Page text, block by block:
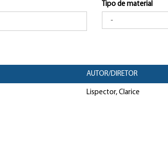
Tipo de material
AUTOR/DIRETOR
Lispector, Clarice